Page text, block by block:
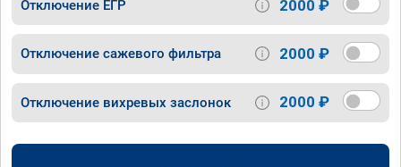
Отключение ЕГР 2000 ₽
Отключение сажевого фильтра 2000 ₽
Отключение вихревых заслонок 2000 ₽